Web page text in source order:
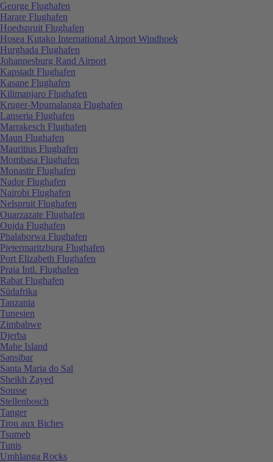
George Flughafen
Harare Flughafen
Hoedspruit Flughafen
Hosea Kutako International Airport Windhoek
Hurghada Flughafen
Johannesburg Rand Airport
Kapstadt Flughafen
Kasane Flughafen
Kilimanjaro Flughafen
Kruger-Mpumalanga Flughafen
Lanseria Flughafen
Marrakesch Flughafen
Maun Flughafen
Mauritius Flughafen
Mombasa Flughafen
Monastir Flughafen
Nador Flughafen
Nairobi Flughafen
Nelspruit Flughafen
Ouarzazate Flughafen
Oujda Flughafen
Phalaborwa Flughafen
Pietermaritzburg Flughafen
Port Elizabeth Flughafen
Praia Intl. Flughafen
Rabat Flughafen
Südafrika
Tanzania
Tunesien
Zimbabwe
Djerba
Mahe Island
Sansibar
Santa Maria do Sal
Sheikh Zayed
Sousse
Stellenbosch
Tanger
Trou aux Biches
Tsumeb
Tunis
Umhlanga Rocks